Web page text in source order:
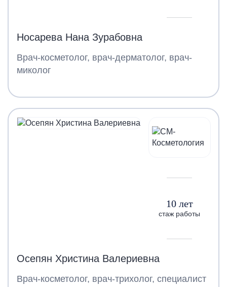
Носарева Нана Зурабовна
Врач-косметолог, врач-дерматолог, врач-
миколог
10 лет
стаж работы
Осепян Христина Валериевна
Врач-косметолог, врач-трихолог, специалист